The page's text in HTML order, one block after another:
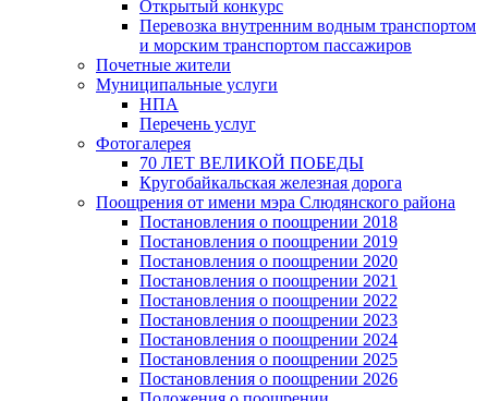
Открытый конкурс
Перевозка внутренним водным транспортом
и морским транспортом пассажиров
Почетные жители
Муниципальные услуги
НПА
Перечень услуг
Фотогалерея
70 ЛЕТ ВЕЛИКОЙ ПОБЕДЫ
Кругобайкальская железная дорога
Поощрения от имени мэра Слюдянского района
Постановления о поощрении 2018
Постановления о поощрении 2019
Постановления о поощрении 2020
Постановления о поощрении 2021
Постановления о поощрении 2022
Постановления о поощрении 2023
Постановления о поощрении 2024
Постановления о поощрении 2025
Постановления о поощрении 2026